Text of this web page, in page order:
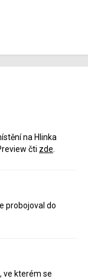
na Hlinka
čti zde
probojoval do
ve kterém se